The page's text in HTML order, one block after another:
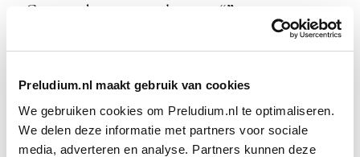
Preludium.nl maakt gebruik van cookies
We gebruiken cookies om Preludium.nl te optimaliseren.
We delen deze informatie met partners voor sociale
media, adverteren en analyse. Partners kunnen deze
Geen resultaten gevonden voor “”.